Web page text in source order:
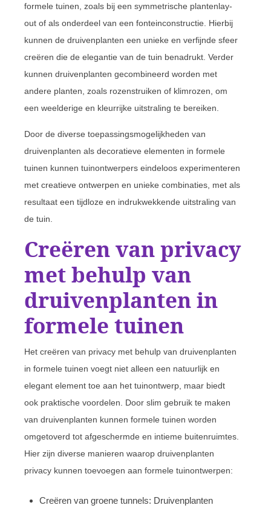
formele tuinen, zoals bij een symmetrische plantenlay-
out of als onderdeel van een fonteinconstructie. Hierbij
kunnen de druivenplanten een unieke en verfijnde sfeer
creëren die de elegantie van de tuin benadrukt. Verder
kunnen druivenplanten gecombineerd worden met
andere planten, zoals rozenstruiken of klimrozen, om
een weelderige en kleurrijke uitstraling te bereiken.
Door de diverse toepassingsmogelijkheden van
druivenplanten als decoratieve elementen in formele
tuinen kunnen tuinontwerpers eindeloos experimenteren
met creatieve ontwerpen en unieke combinaties, met als
resultaat een tijdloze en indrukwekkende uitstraling van
de tuin.
Creëren van privacy
met behulp van
druivenplanten in
formele tuinen
Het creëren van privacy met behulp van druivenplanten
in formele tuinen voegt niet alleen een natuurlijk en
elegant element toe aan het tuinontwerp, maar biedt
ook praktische voordelen. Door slim gebruik te maken
van druivenplanten kunnen formele tuinen worden
omgetoverd tot afgeschermde en intieme buitenruimtes.
Hier zijn diverse manieren waarop druivenplanten
privacy kunnen toevoegen aan formele tuinontwerpen:
Creëren van groene tunnels: Druivenplanten